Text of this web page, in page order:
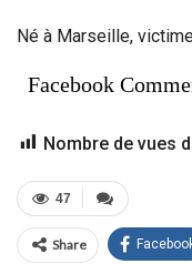
Né à Marseille,
Facebook
Nombre de vues
47
Share